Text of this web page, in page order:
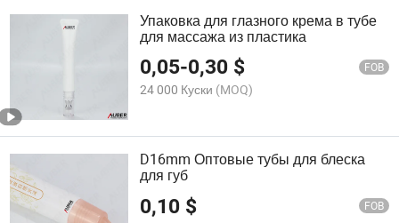
Упаковка для глазного крема в тубе
для массажа из пластика
0,05-0,30 $ FOB
24 000 Куски (MOQ)
D16mm Оптовые тубы для блеска
для губ
0,10 $ FOB